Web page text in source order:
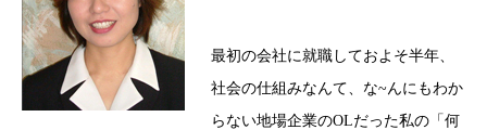
最初の会社に就職しておよそ半年、
社会の仕組みなんて、な~んにもわか
らない地場企業のOLだった私の「何